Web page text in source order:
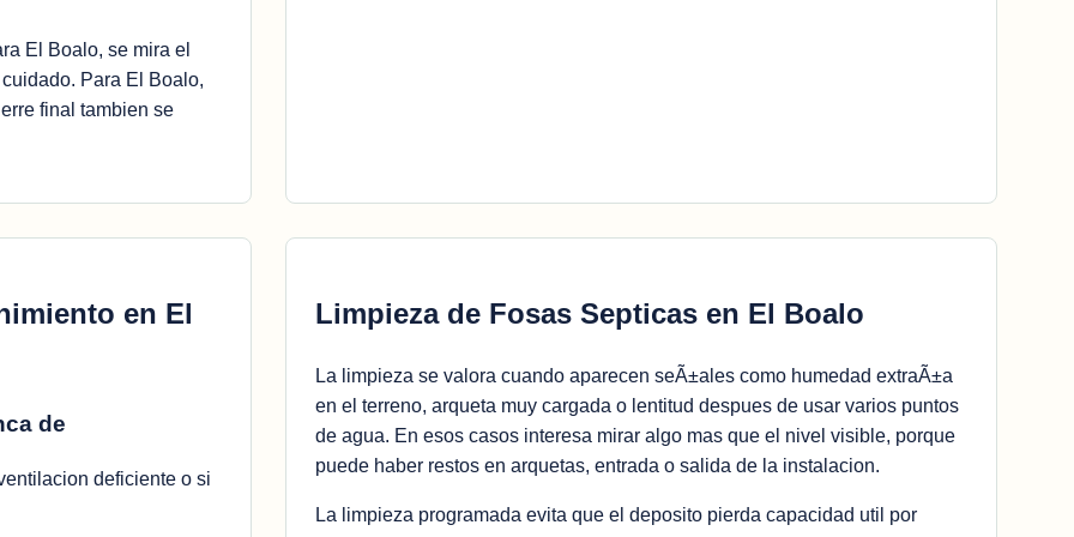
El Boalo, se mira el
Para El Boalo,
final tambien se
en El
de
deficiente o si
Limpieza de Fosas Septicas en El Boalo
La limpieza se valora cuando aparecen seÃ±ales como humedad extraÃ±a
en el terreno, arqueta muy cargada o lentitud despues de usar varios puntos
de agua. En esos casos interesa mirar algo mas que el nivel visible, porque
puede haber restos en arquetas, entrada o salida de la instalacion.
La limpieza programada evita que el deposito pierda capacidad util por